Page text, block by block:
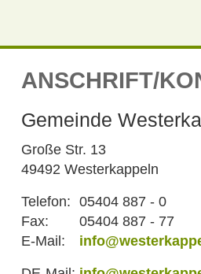
ANSCHRIFT/
Gemeinde
Große Str. 13
49492 Westerkappeln
Telefon: 05404 887 - 0
Fax:
05404 887 - 77
E-Mail: